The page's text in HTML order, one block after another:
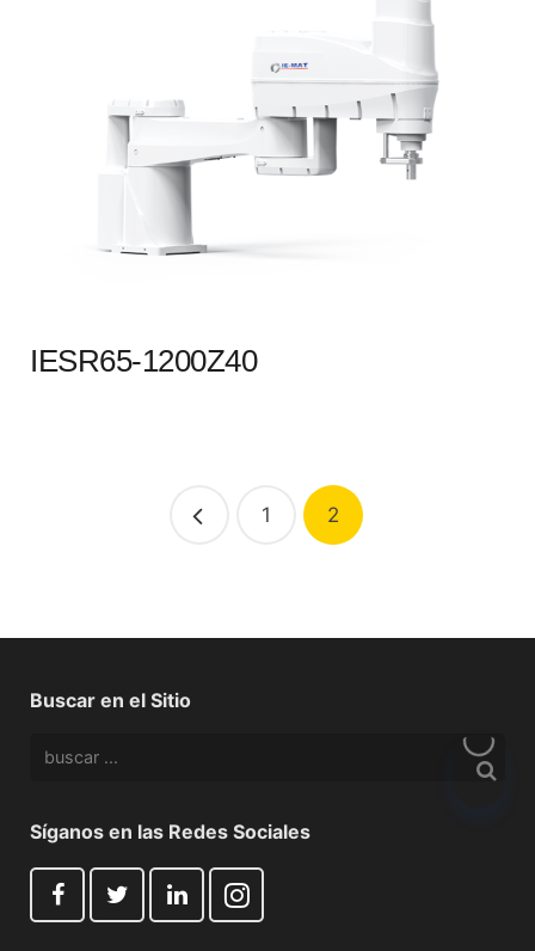
IESR65-1200Z40
1 2
Buscar en el Sitio
Síganos en las Redes Sociales